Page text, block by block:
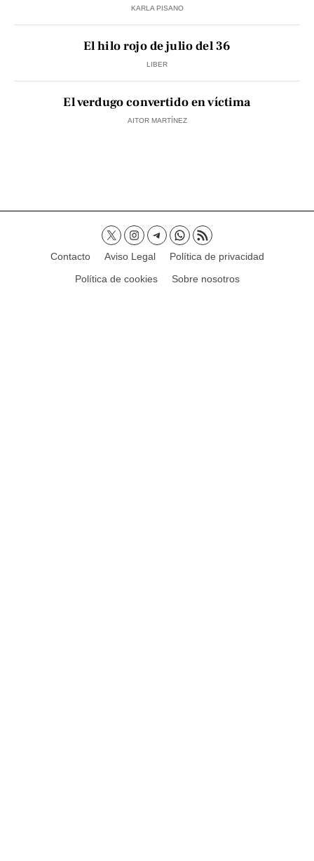
KARLA PISANO
El hilo rojo de julio del 36
LIBER
El verdugo convertido en víctima
AITOR MARTÍNEZ
Contacto Aviso Legal
Política de privacidad
Política de cookies
Sobre nosotros